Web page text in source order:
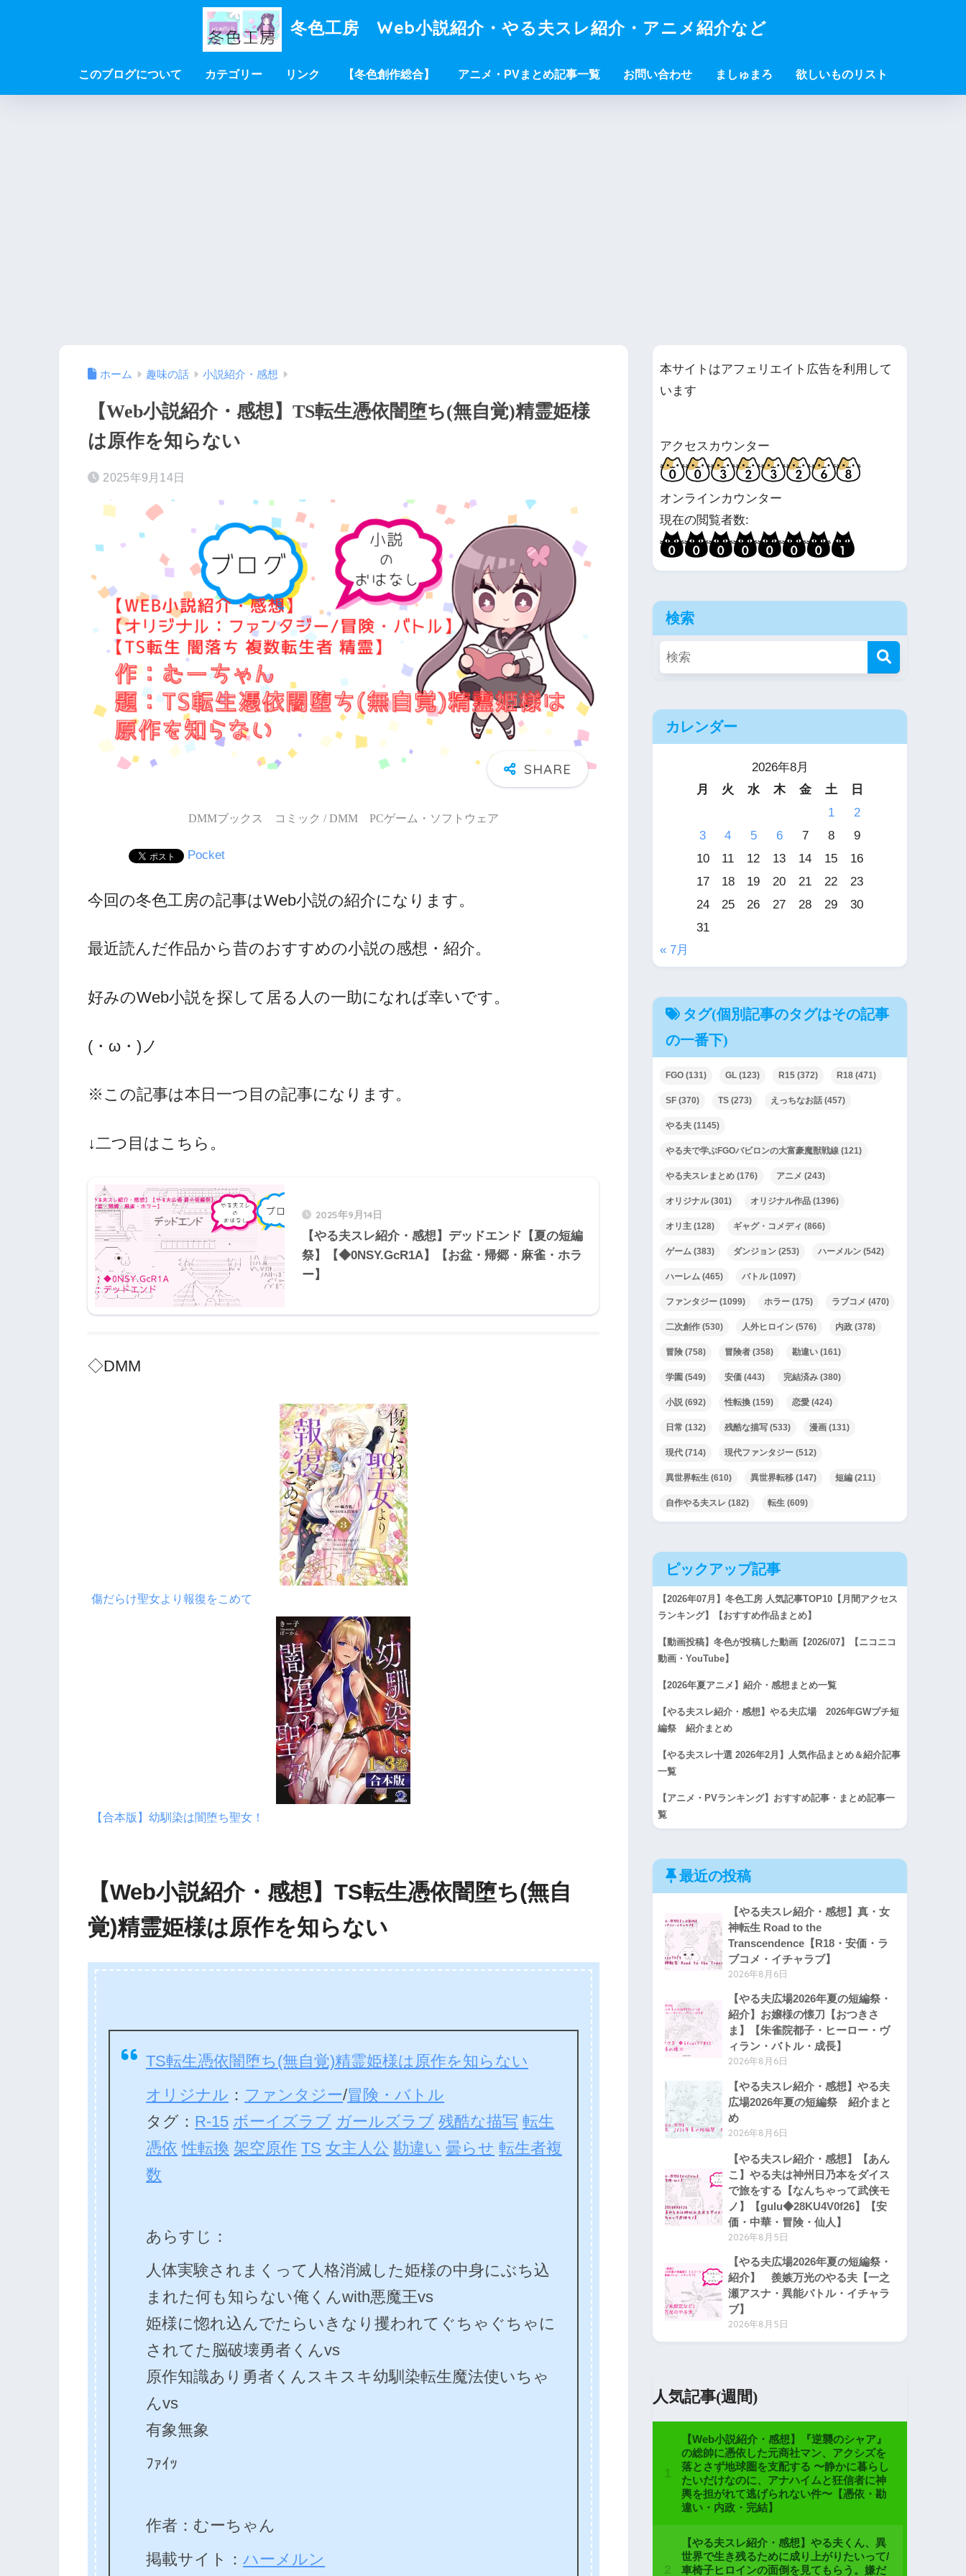
冬色工房 Web小説紹介・やる夫スレ紹介・アニメ紹介など
このブログについて カテゴリー リンク 【冬色創作総合】 アニメ・PVまとめ記事一覧 お問い合わせ ましゅまろ 欲しいものリスト
ホーム 趣味の話 小説紹介・感想
【Web小説紹介・感想】TS転生憑依闇堕ち(無自覚)精霊姫様
は原作を知らない
2025年9月14日
DMMブックス コミック / DMM PCゲーム・ソフトウェア
Pocket
今回の冬色工房の記事はWeb小説の紹介になります。
最近読んだ作品から昔のおすすめの小説の感想・紹介。
好みのWeb小説を探して居る人の一助になれば幸いです。
(・ω・)ノ
※この記事は本日一つ目の記事になります。
↓二つ目はこちら。
2025年9月14日
【やる夫スレ紹介・感想】デッドエンド【夏の短編
祭】【◆0NSY.GcR1A】【お盆・帰郷・麻雀・ホラ
ー】
◇DMM
傷だらけ聖女より報復をこめて
【合本版】幼馴染は闇堕ち聖女！
【Web小説紹介・感想】TS転生憑依闇堕ち(無自
覚)精霊姫様は原作を知らない
TS転生憑依闇堕ち(無自覚)精霊姫様は原作を知らない
オリジナル ： ファンタジー/冒険・バトル
タグ： R-15 ボーイズラブ ガールズラブ 残酷な描写 転生
憑依 性転換 架空原作 TS 女主人公 勘違い 曇らせ 転生者複
数
あらすじ：
人体実験されまくって人格消滅した姫様の中身にぶち込
まれた何も知らない俺くんwith悪魔王vs
姫様に惚れ込んでたらいきなり攫われてぐちゃぐちゃに
されてた脳破壊勇者くんvs
原作知識あり勇者くんスキスキ幼馴染転生魔法使いちゃ
んvs
有象無象
ﾌｧｲｯ
作者：むーちゃん
掲載サイト：ハーメルン
本サイトはアフェリエイト広告を利用して
います
アクセスカウンター
オンラインカウンター
現在の閲覧者数:
検索
カレンダー
2026年8月
月
火 水 木 金 土
日
1
2
3
4 5 6 7 8
9
10
11 12 13 14 15
16
17
18 19 20 21 22
23
24
25 26 27 28 29
30
31
« 7月
タグ(個別記事のタグはその記事
の一番下)
FGO (131) GL (123) R15 (372) R18 (471)
SF (370) TS (273) えっちなお話 (457)
やる夫 (1145)
やる夫で学ぶFGOバビロンの大富豪魔獣戦線 (121)
やる夫スレまとめ (176) アニメ (243)
オリジナル(301) オリジナル作品 (1396)
オリ主 (128) ギャグ・コメディ (866)
ゲーム (383) ダンジョン (253) ハーメルン (542)
ハーレム (465) バトル(1097)
ファンタジー (1099) ホラー (175) ラブコメ (470)
二次創作 (530) 人外ヒロイン (576) 内政 (378)
冒険 (758) 冒険者 (358) 勘違い (161)
学園 (549) 安価 (443) 完結済み (380)
小説(692) 性転換 (159) 恋愛 (424)
日常 (132) 残酷な描写 (533) 漫画 (131)
現代 (714) 現代ファンタジー (512)
異世界転生 (610) 異世界転移 (147) 短編 (211)
自作やる夫スレ (182) 転生 (609)
ピックアップ記事
【2026年07月】冬色工房 人気記事TOP10【月間アクセス
ランキング】【おすすめ作品まとめ】
【動画投稿】冬色が投稿した動画【2026/07】【ニコニコ
動画・YouTube】
【2026年夏アニメ】紹介・感想まとめ一覧
【やる夫スレ紹介・感想】やる夫広場 2026年GWプチ短
編祭 紹介まとめ
【やる夫スレ十選 2026年2月】人気作品まとめ＆紹介記事
一覧
【アニメ・PVランキング】おすすめ記事・まとめ記事一
覧
最近の投稿
【やる夫スレ紹介・感想】真・女
神転生 Road to the
Transcendence【R18・安価・ラ
ブコメ・イチャラブ】
2026年8月6日
【やる夫広場2026年夏の短編祭・
紹介】お嬢様の懐刀【おつきさ
ま】【朱雀院都子・ヒーロー・ヴ
ィラン・バトル・成長】
2026年8月6日
【やる夫スレ紹介・感想】やる夫
広場2026年夏の短編祭 紹介まと
め
2026年8月6日
【やる夫スレ紹介・感想】【あん
こ】やる夫は神州日乃本をダイス
で旅をする【なんちゃって武侠モ
ノ】【gulu◆28KU4V0f26】【安
価・中華・冒険・仙人】
2026年8月5日
【やる夫広場2026年夏の短編祭・
紹介】 羨嫉万光のやる夫【一之
瀬アスナ・異能バトル・イチャラ
ブ】
2026年8月5日
人気記事(週間)